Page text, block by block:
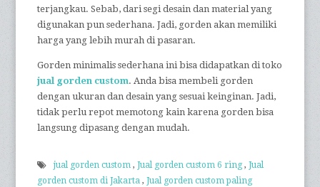
terjangkau. Sebab, dari segi desain dan material yang
digunakan pun sederhana. Jadi, gorden akan memiliki
harga yang lebih murah di pasaran.
Gorden minimalis sederhana ini bisa didapatkan di toko
jual gorden custom. Anda bisa membeli gorden
dengan ukuran dan desain yang sesuai keinginan. Jadi,
tidak perlu repot memotong kain karena gorden bisa
langsung dipasang dengan mudah.
jual gorden custom ,Jual gorden custom 6 ring,Jual
gorden custom di Jakarta ,Jual gorden custom paling